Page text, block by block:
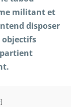
militant et
disposer
objectifs
.
]